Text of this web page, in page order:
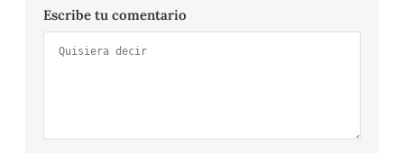
Escribe tu comentario